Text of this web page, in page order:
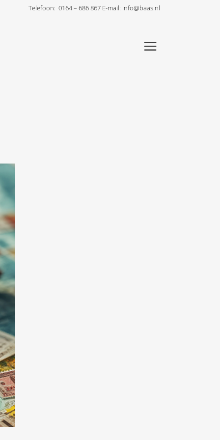
Telefoon: 0164 – 686 867 E-mail: info@baas.nl